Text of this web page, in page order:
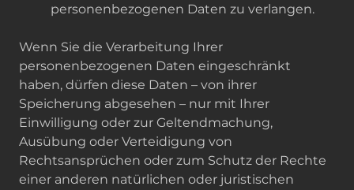
personenbezogenen Daten zu verlangen.
Wenn Sie die Verarbeitung Ihrer
personenbezogenen Daten eingeschränkt
haben, dürfen diese Daten – von ihrer
Speicherung abgesehen – nur mit Ihrer
Einwilligung oder zur Geltendmachung,
Ausübung oder Verteidigung von
Rechtsansprüchen oder zum Schutz der Rechte
einer anderen natürlichen oder juristischen